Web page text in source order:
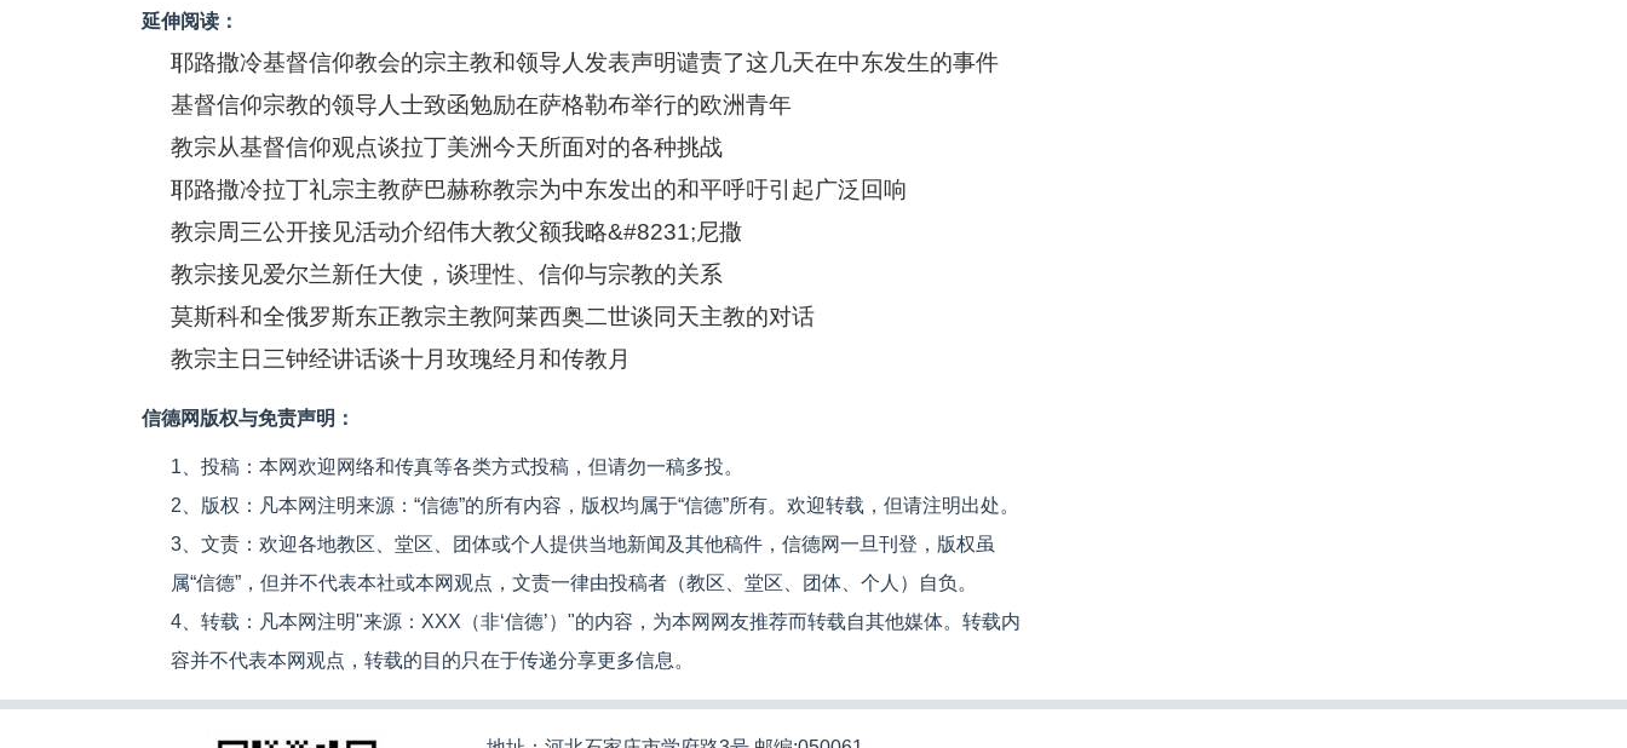
延伸阅读：
耶路撒冷基督信仰教会的宗主教和领导人发表声明谴责了这几天在中东发生的事件
基督信仰宗教的领导人士致函勉励在萨格勒布举行的欧洲青年
教宗从基督信仰观点谈拉丁美洲今天所面对的各种挑战
耶路撒冷拉丁礼宗主教萨巴赫称教宗为中东发出的和平呼吁引起广泛回响
教宗周三公开接见活动介绍伟大教父额我略&#8231;尼撒
教宗接见爱尔兰新任大使，谈理性、信仰与宗教的关系
莫斯科和全俄罗斯东正教宗主教阿莱西奥二世谈同天主教的对话
教宗主日三钟经讲话谈十月玫瑰经月和传教月
信德网版权与免责声明：
1、投稿：本网欢迎网络和传真等各类方式投稿，但请勿一稿多投。
2、版权：凡本网注明来源：“信德”的所有内容，版权均属于“信德”所有。欢迎转载，但请注明出处。
3、文责：欢迎各地教区、堂区、团体或个人提供当地新闻及其他稿件，信德网一旦刊登，版权虽
属“信德”，但并不代表本社或本网观点，文责一律由投稿者（教区、堂区、团体、个人）自负。
4、转载：凡本网注明"来源：XXX（非‘信德’）"的内容，为本网网友推荐而转载自其他媒体。转载内
容并不代表本网观点，转载的目的只在于传递分享更多信息。